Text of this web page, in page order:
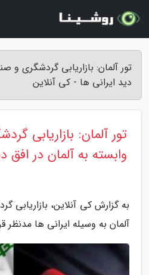
تور آلمان: بازاریابی گردشگری و
دید ایرانی ها - کی آنلاین
تور آلمان: بازاریابی
وابسته به آلمان در افق
به گزارش کی آنلاین، بازاریابی
آلمان به وسیله ایرانی ها مدنظر